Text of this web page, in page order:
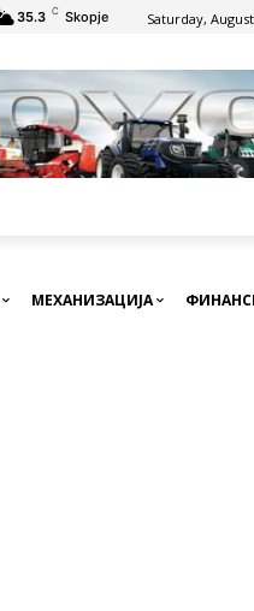
35.3 C Skopje Saturday,
МЕХАНИЗАЦИЈА